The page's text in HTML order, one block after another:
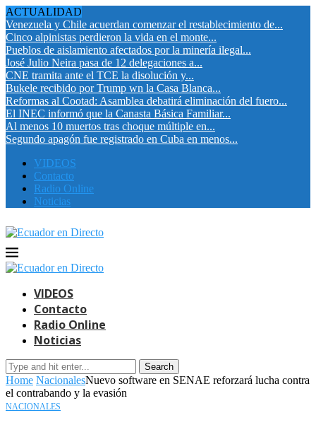
ACTUALIDAD
Venezuela y Chile acuerdan comenzar el restablecimiento de...
Cinco alpinistas perdieron la vida en el monte...
Pueblos de aislamiento afectados por la minería ilegal...
José Julio Neira pasa de 12 delegaciones a...
CNE tramita ante el TCE la disolución y...
Bukele recibido por Trump wn la Casa Blanca...
Reformas al Cootad: Asamblea debatirá eliminación del fuero...
El INEC informó que la Canasta Básica Familiar...
Al menos 10 muertos tras choque múltiple en...
Segundo apagón fue registrado en Cuba en menos...
VIDEOS
Contacto
Radio Online
Noticias
VIDEOS
Contacto
Radio Online
Noticias
Search
Home NacionalesNuevo software en SENAE reforzará lucha contra
el contrabando y la evasión
NACIONALES